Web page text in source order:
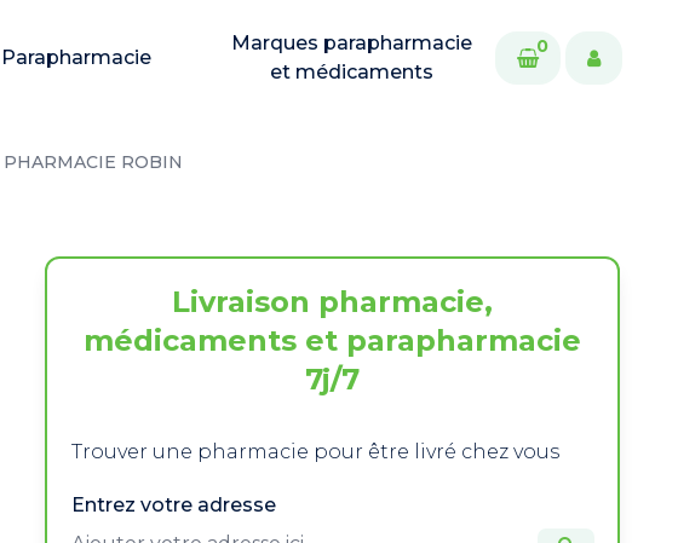
Parapharmacie
Marques parapharmacie
et médicaments
0
PHARMACIE ROBIN
Livraison pharmacie,
médicaments et parapharmacie
7j/7
Trouver une pharmacie pour être livré chez vous
Entrez votre adresse